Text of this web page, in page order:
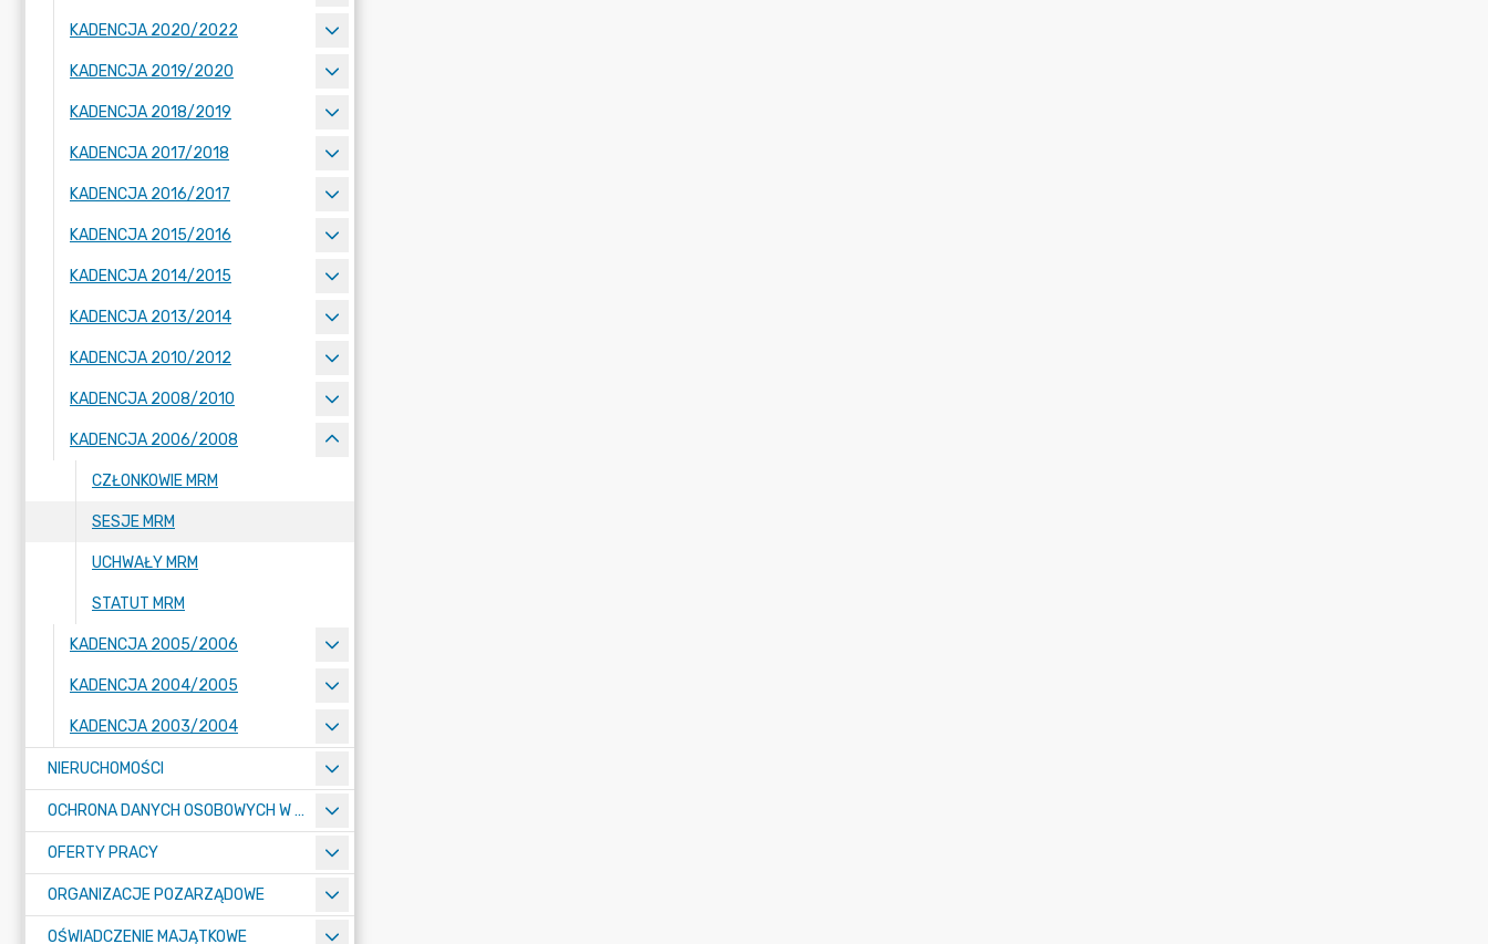
KADENCJA 2020/2022
KADENCJA 2019/2020
KADENCJA 2018/2019
KADENCJA 2017/2018
KADENCJA 2016/2017
KADENCJA 2015/2016
KADENCJA 2014/2015
KADENCJA 2013/2014
KADENCJA 2010/2012
KADENCJA 2008/2010
KADENCJA 2006/2008
CZŁONKOWIE MRM
SESJE MRM
UCHWAŁY MRM
STATUT MRM
KADENCJA 2005/2006
KADENCJA 2004/2005
KADENCJA 2003/2004
NIERUCHOMOŚCI
OCHRONA DANYCH OSOBOWYCH W URZĘDZIE MIASTA ŻORY - RODO
OFERTY PRACY
ORGANIZACJE POZARZĄDOWE
OŚWIADCZENIE MAJĄTKOWE